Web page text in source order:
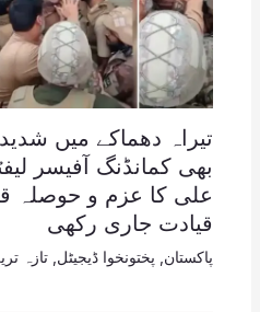
تیراہ دھماکے میں
بھی کمانڈنگ آفیسر
علی کا عزم و حوصلہ
قیادت جاری رکھی
پاکستان پختونخوا ڈیجیٹل تازہ